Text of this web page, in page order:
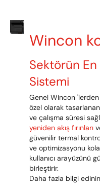
Wincon
Sektörün En
Sistemi
Genel Wincon
özel olarak
ve çalışma süresi
yeniden akış fırınları
güvenilir termal
ve optimizasyonu
kullanıcı arayüzünü
birleştirir.
Daha fazla bilgi edinin